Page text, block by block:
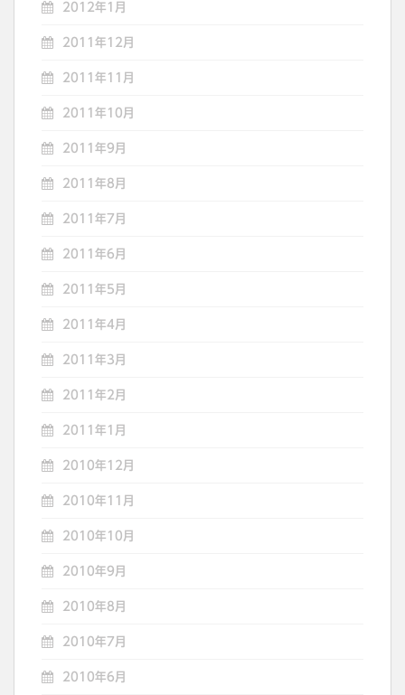
2012年1月
2011年12月
2011年11月
2011年10月
2011年9月
2011年8月
2011年7月
2011年6月
2011年5月
2011年4月
2011年3月
2011年2月
2011年1月
2010年12月
2010年11月
2010年10月
2010年9月
2010年8月
2010年7月
2010年6月